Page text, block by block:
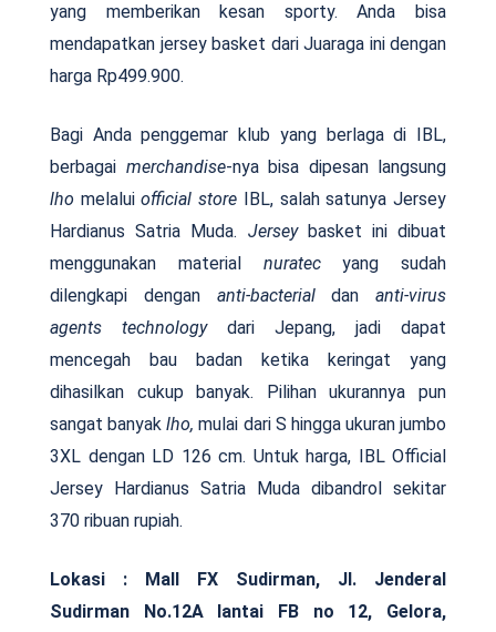
yang memberikan kesan sporty. Anda bisa
mendapatkan jersey basket dari Juaraga ini dengan
harga Rp499.900.
Bagi Anda penggemar klub yang berlaga di IBL,
berbagai merchandise-nya bisa dipesan langsung
lho melaluiofficial store
IBL, salah satunya Jersey
Hardianus Satria Muda. Jersey basket ini dibuat
menggunakan material nuratecyang sudah
dilengkapi dengan anti-bacterialdan anti-virus
agents technologydari Jepang, jadi dapat
mencegah bau badan ketika keringat yang
dihasilkan cukup banyak. Pilihan ukurannya pun
sangat banyaklho,mulai dari S hingga ukuran jumbo
3XL dengan LD 126 cm. Untuk harga, IBL Official
Jersey Hardianus Satria Muda dibandrol sekitar
370 ribuan rupiah.
Lokasi : Mall FX Sudirman, Jl. Jenderal
Sudirman No.12A lantai FB no 12, Gelora,